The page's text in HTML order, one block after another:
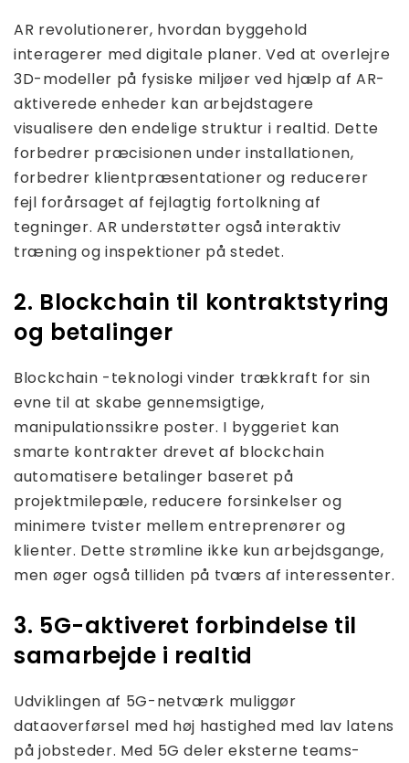
AR revolutionerer, hvordan byggehold
interagerer med digitale planer. Ved at overlejre
3D-modeller på fysiske miljøer ved hjælp af AR-
aktiverede enheder kan arbejdstagere
visualisere den endelige struktur i realtid. Dette
forbedrer præcisionen under installationen,
forbedrer klientpræsentationer og reducerer
fejl forårsaget af fejlagtig fortolkning af
tegninger. AR understøtter også interaktiv
træning og inspektioner på stedet.
2. Blockchain til kontraktstyring
og betalinger
Blockchain -teknologi vinder trækkraft for sin
evne til at skabe gennemsigtige,
manipulationssikre poster. I byggeriet kan
smarte kontrakter drevet af blockchain
automatisere betalinger baseret på
projektmilepæle, reducere forsinkelser og
minimere tvister mellem entreprenører og
klienter. Dette strømline ikke kun arbejdsgange,
men øger også tilliden på tværs af interessenter.
3. 5G-aktiveret forbindelse til
samarbejde i realtid
Udviklingen af ​​5G-netværk muliggør
dataoverførsel med høj hastighed med lav latens
på jobsteder. Med 5G deler eksterne teams-